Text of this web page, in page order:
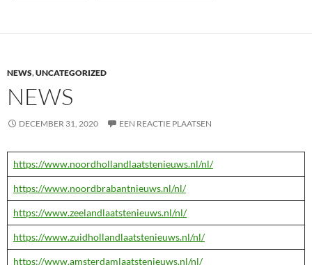
NEWS,UNCATEGORIZED
NEWS
DECEMBER 31, 2020 EEN REACTIE PLAATSEN
https://www.noordhollandlaatstenieuws.nl/nl/
https://www.noordbrabantnieuws.nl/nl/
https://www.zeelandlaatstenieuws.nl/nl/
https://www.zuidhollandlaatstenieuws.nl/nl/
https://www.amsterdamlaatstenieuws.nl/nl/